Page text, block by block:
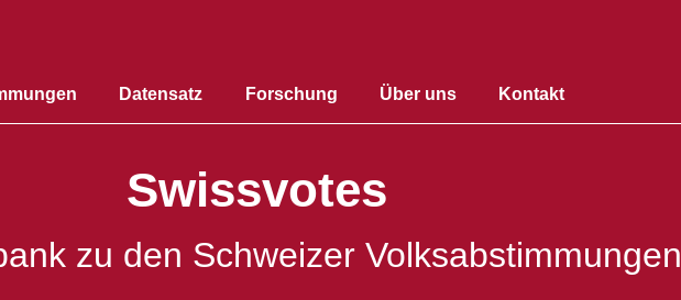
Datensatz Forschung Über uns Kontakt
Swissvotes
zu den Schweizer Volksabstimmungen